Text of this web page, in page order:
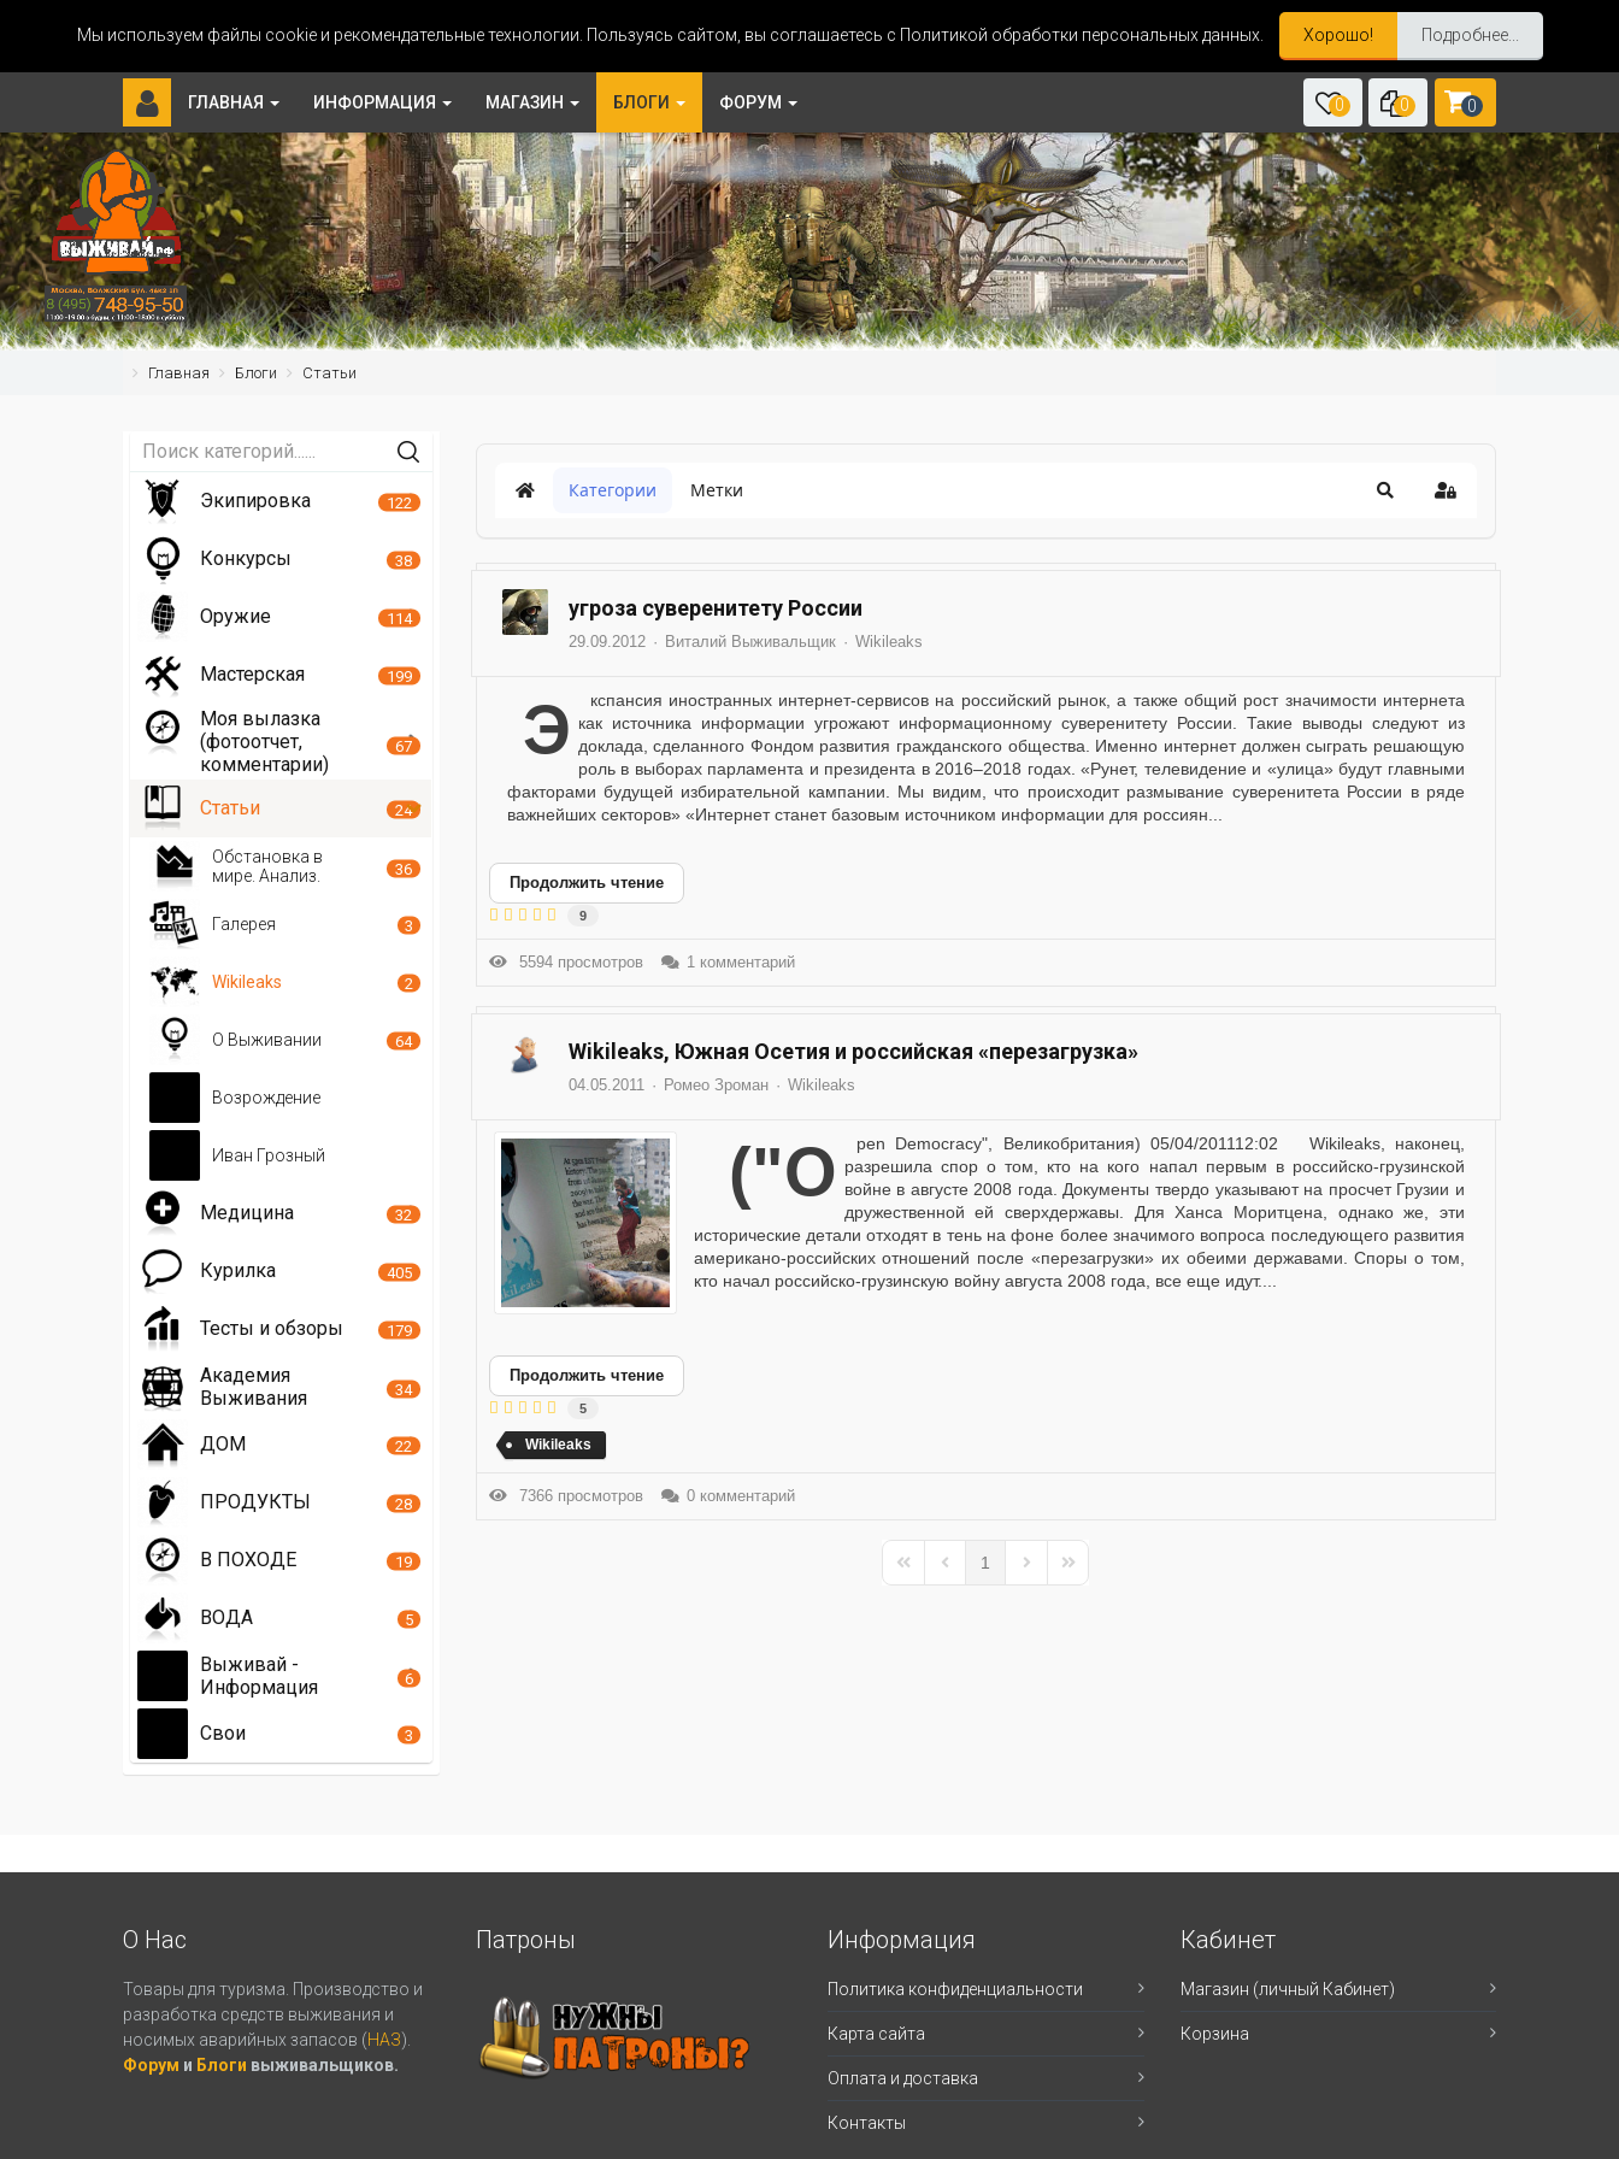
Мы используем файлы cookie и рекомендательные технологии. Пользуясь сайтом, вы соглашаетесь с Политикой обработки персональных данных. Хорошо! Подробнее...
ГЛАВНАЯ ИНФОРМАЦИЯ МАГАЗИН БЛОГИ ФОРУМ 0 0 0
Главная Блоги Статьи
Категории Метки
угроза суверенитету России
29.09.2012 Виталий Выживальщик Wikileaks
Экспансия иностранных интернет-сервисов на российский рынок, а также общий рост значимости интернета как источника информации угрожают информационному суверенитету России. Такие выводы следуют из
доклада, сделанного Фондом развития гражданского общества. Именно интернет должен сыграть решающую
роль в выборах парламента и президента в 2016–2018 годах. «Рунет, телевидение и «улица» будут главными
факторами будущей избирательной кампании. Мы видим, что происходит размывание суверенитета России в ряде
важнейших секторов» «Интернет станет базовым источником информации для россиян...
Продолжить чтение
9
5594 просмотров 1 комментарий
Wikileaks, Южная Осетия и российская «перезагрузка»
04.05.2011 Ромео Зроман Wikileaks
("Open Democracy", Великобритания) 05/04/201112:02 Wikileaks, наконец, разрешила спор о том, кто на кого напал первым в российско-грузинской
войне в августе 2008 года. Документы твердо указывают на просчет Грузии и
дружественной ей сверхдержавы. Для Ханса Моритцена, однако же, эти
исторические детали отходят в тень на фоне более значимого вопроса последующего развития
американо-российских отношений после «перезагрузки» их обеими державами. Споры о том,
кто начал российско-грузинскую войну августа 2008 года, все еще идут....
Продолжить чтение
5
Wikileaks
7366 просмотров 0 комментарий
First PagePrevious Page
1
Next PageLast Page
Экипировка 122
Конкурсы 38
Оружие 114
Мастерская 199
Моя вылазка
(фотоотчет,
комментарии)
67
Статьи 24
Обстановка в
мире. Анализ.
36
Галерея 3
Wikileaks 2
О Выживании 64
Возрождение
Иван Грозный
Медицина 32
Курилка 405
Тесты и обзоры 179
Академия
Выживания
34
ДОМ 22
ПРОДУКТЫ 28
В ПОХОДЕ 19
ВОДА 5
Выживай -
Информация
6
Свои 3
О Нас
Товары для туризма. Производство и
разработка средств выживания и
носимых аварийных запасов (НАЗ).
Форум и Блоги выживальщиков.
Патроны Информация
Политика конфиденциальности
Карта сайта
Оплата и доставка
Контакты
Кабинет
Магазин (личный Кабинет)
Корзина